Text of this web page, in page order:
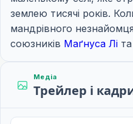
землею тисячі років.
мандрівного незнайомця
союзників Маґнуса Лі
Медіа
Трейлер і